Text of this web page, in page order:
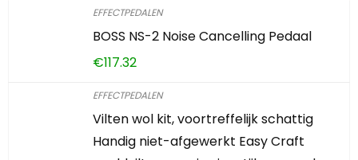
EFFECTPEDALEN
BOSS NS-2 Noise Cancelling Pedaal
€117.32
EFFECTPEDALEN
Vilten wol kit, voortreffelijk schattig
Handig niet-afgewerkt Easy Craft